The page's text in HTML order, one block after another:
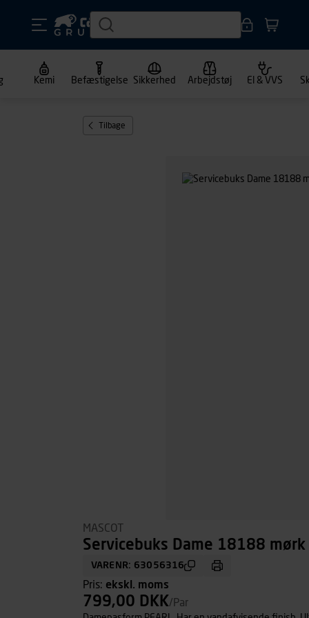
Kemi Befæstigelse Sikkerhed Arbejdstøj El & VVS
Tilbage
MASCOT
Servicebuks Dame 18188
VARENR: 63056316
Pris: ekskl. moms
799,00 DKK/Par